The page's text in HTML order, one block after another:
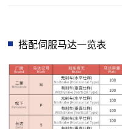
搭配伺服马达一览表